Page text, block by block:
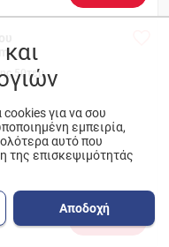
50τεμ.
για να σου
εμπειρία,
αυτό που
της επισκεψιμότητάς
Αποδοχή